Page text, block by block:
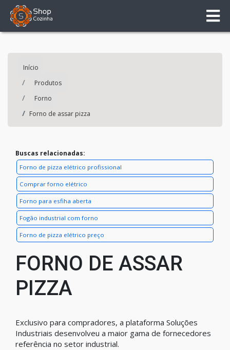
Início
Produtos
Forno
Forno de assar pizza
Buscas relacionadas:
Forno de pizza elétrico profissional
Comprar forno elétrico
Forno para esfiha aberta
Fogão industrial com forno
Forno de pizza elétrico preço
FORNO DE ASSAR
PIZZA
Exclusivo para compradores, a plataforma Soluções
Industriais desenvolveu a maior gama de fornecedores
referência no setor industrial.